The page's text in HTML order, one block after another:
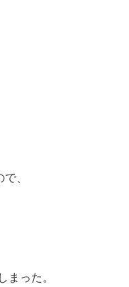
、
まった。